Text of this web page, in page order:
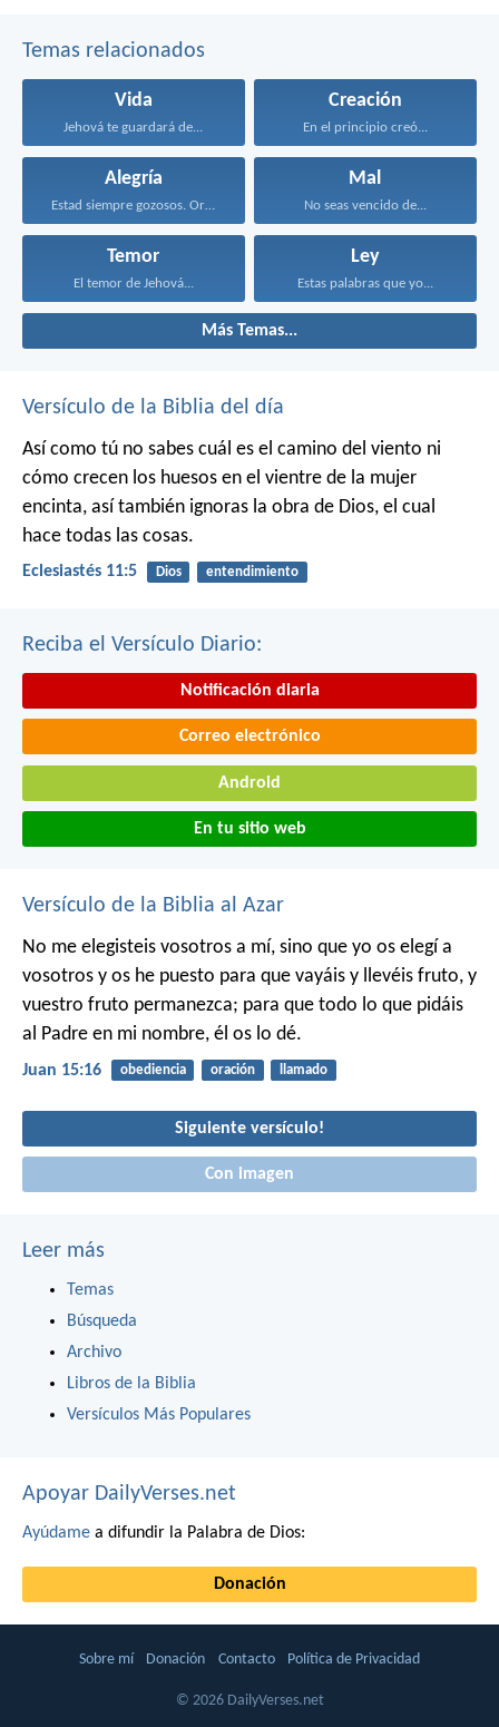
Temas relacionados
Vida
Jehová te guardará de...
Creación
En el principio creó...
Alegría
Estad siempre gozosos. Orad...
Mal
No seas vencido de...
Temor
El temor de Jehová...
Ley
Estas palabras que yo...
Más Temas...
Versículo de la Biblia del día
Así como tú no sabes cuál es el camino del viento ni
cómo crecen los huesos en el vientre de la mujer
encinta, así también ignoras la obra de Dios, el cual
hace todas las cosas.
Eclesiastés 11:5 Dios entendimiento
Reciba el Versículo Diario:
Notificación diaria
Correo electrónico
Android
En tu sitio web
Versículo de la Biblia al Azar
No me elegisteis vosotros a mí, sino que yo os elegí a
vosotros y os he puesto para que vayáis y llevéis fruto, y
vuestro fruto permanezca; para que todo lo que pidáis
al Padre en mi nombre, él os lo dé.
Juan 15:16 obediencia oración llamado
Siguiente versículo!
Con imagen
Leer más
Temas
Búsqueda
Archivo
Libros de la Biblia
Versículos Más Populares
Apoyar DailyVerses.net
Ayúdame a difundir la Palabra de Dios:
Donación
Sobre mí Donación Contacto Política de Privacidad
© 2026 DailyVerses.net